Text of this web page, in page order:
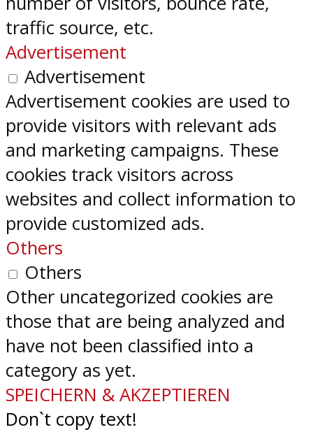
traffic source, etc.
Advertisement
Advertisement
Advertisement cookies are used to
provide visitors with relevant ads
and marketing campaigns. These
cookies track visitors across
websites and collect information to
provide customized ads.
Others
Others
Other uncategorized cookies are
those that are being analyzed and
have not been classified into a
category as yet.
SPEICHERN & AKZEPTIEREN
Don`t copy text!